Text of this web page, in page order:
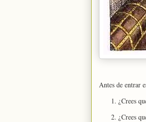
Antes de entrar
¿Crees
¿Crees